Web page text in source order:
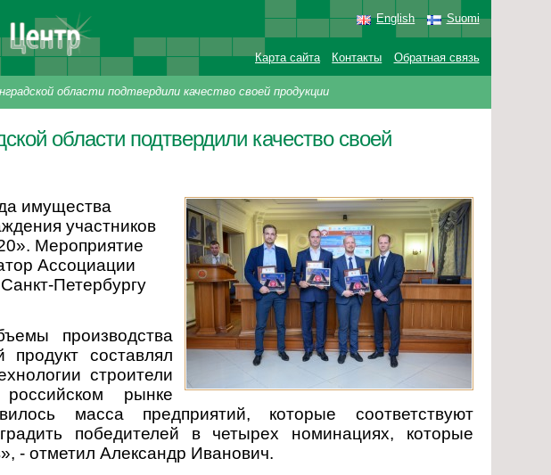
области подтвердили качество своей
имущества
участников
Мероприятие
Ассоциации
Петербургу
производства
составлял
строители
рынке
масса предприятий, которые соответствуют
победителей в четырех номинациях, которые
- отметил Александр Иванович.
области подтвердили качество своей продукции
Карта сайта Контакты Обратная связь
English Suomi